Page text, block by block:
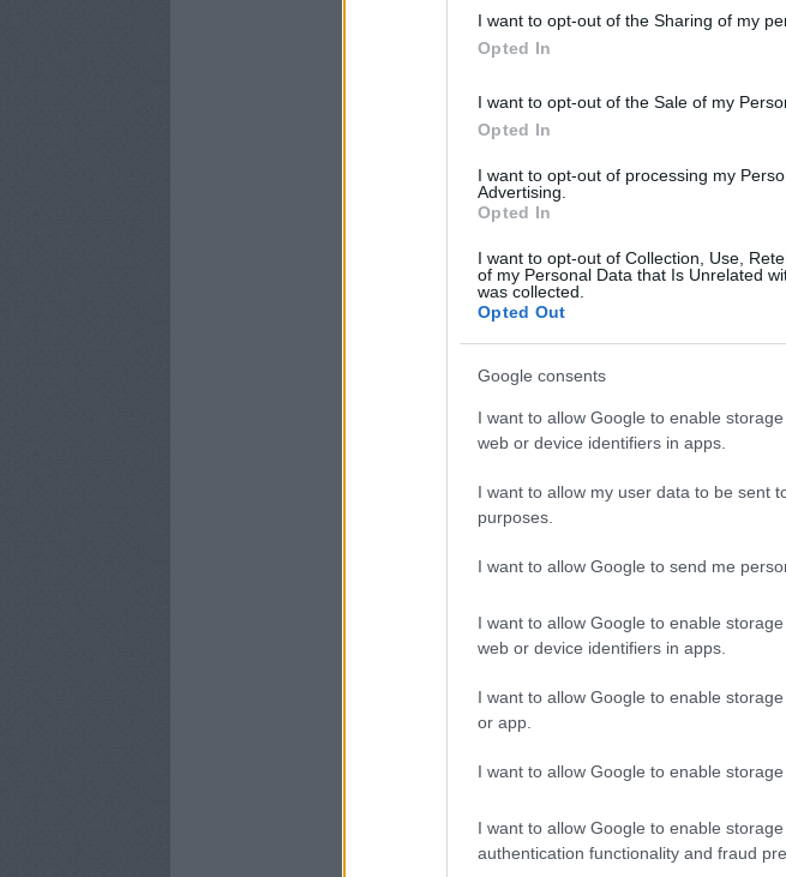
I want to opt-out of the Sharing of my
Opted In
I want to opt-out of the Sale of my
Opted In
I want to opt-out of processing my
Advertising.
Opted In
I want to opt-out of Collection, Use,
of my Personal Data that Is Unrelated
was collected.
Opted Out
Google consents
I want to allow Google to enable
web or device identifiers in apps.
I want to allow my user data to be sent
purposes.
I want to allow Google to send me
I want to allow Google to enable
web or device identifiers in apps.
I want to allow Google to enable
or app.
I want to allow Google to enable
I want to allow Google to enable
authentication functionality and fraud